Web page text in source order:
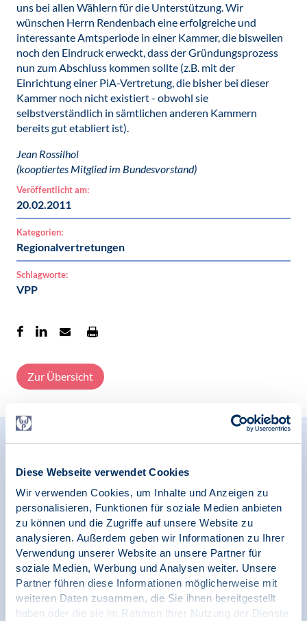
Diese Webseite verwendet Cookies
Wir verwenden Cookies, um Inhalte und Anzeigen zu
personalisieren, Funktionen für soziale Medien anbieten
zu können und die Zugriffe auf unsere Website zu
analysieren. Außerdem geben wir Informationen zu Ihrer
Verwendung unserer Website an unsere Partner für
soziale Medien, Werbung und Analysen weiter. Unsere
Partner führen diese Informationen möglicherweise mit
weiteren Daten zusammen, die Sie ihnen bereitgestellt
haben oder die sie im Rahmen Ihrer Nutzung der Dienste
uns bei allen Wählern für die Unterstützung. Wir
wünschen Herrn Rendenbach eine erfolgreiche und
interessante Amtsperiode in einer Kammer, die bisweilen
noch den Eindruck erweckt, dass der Gründungsprozess
nun zum Abschluss kommen sollte (z.B. mit der
Einrichtung einer PiA-Vertretung, die bisher bei dieser
Kammer noch nicht existiert - obwohl sie
selbstverständlich in sämtlichen anderen Kammern
bereits gut etabliert ist).
Jean Rossilhol
(kooptiertes Mitglied im Bundesvorstand)
Veröffentlicht am:
20.02.2011
Kategorien:
Regionalvertretungen
Schlagworte:
VPP
Zur Übersicht
Relevante Nachrichten
06.10.2023
News | LG Saarland | LG Mitteldeutschland
Kammer-Wahlen 2023 - Unterstützen Sie die
BDP-Mitglieder!